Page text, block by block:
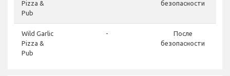
Pizza &
Pub
безопасности
Wild Garlic
Pizza &
Pub
-
После
безопасности